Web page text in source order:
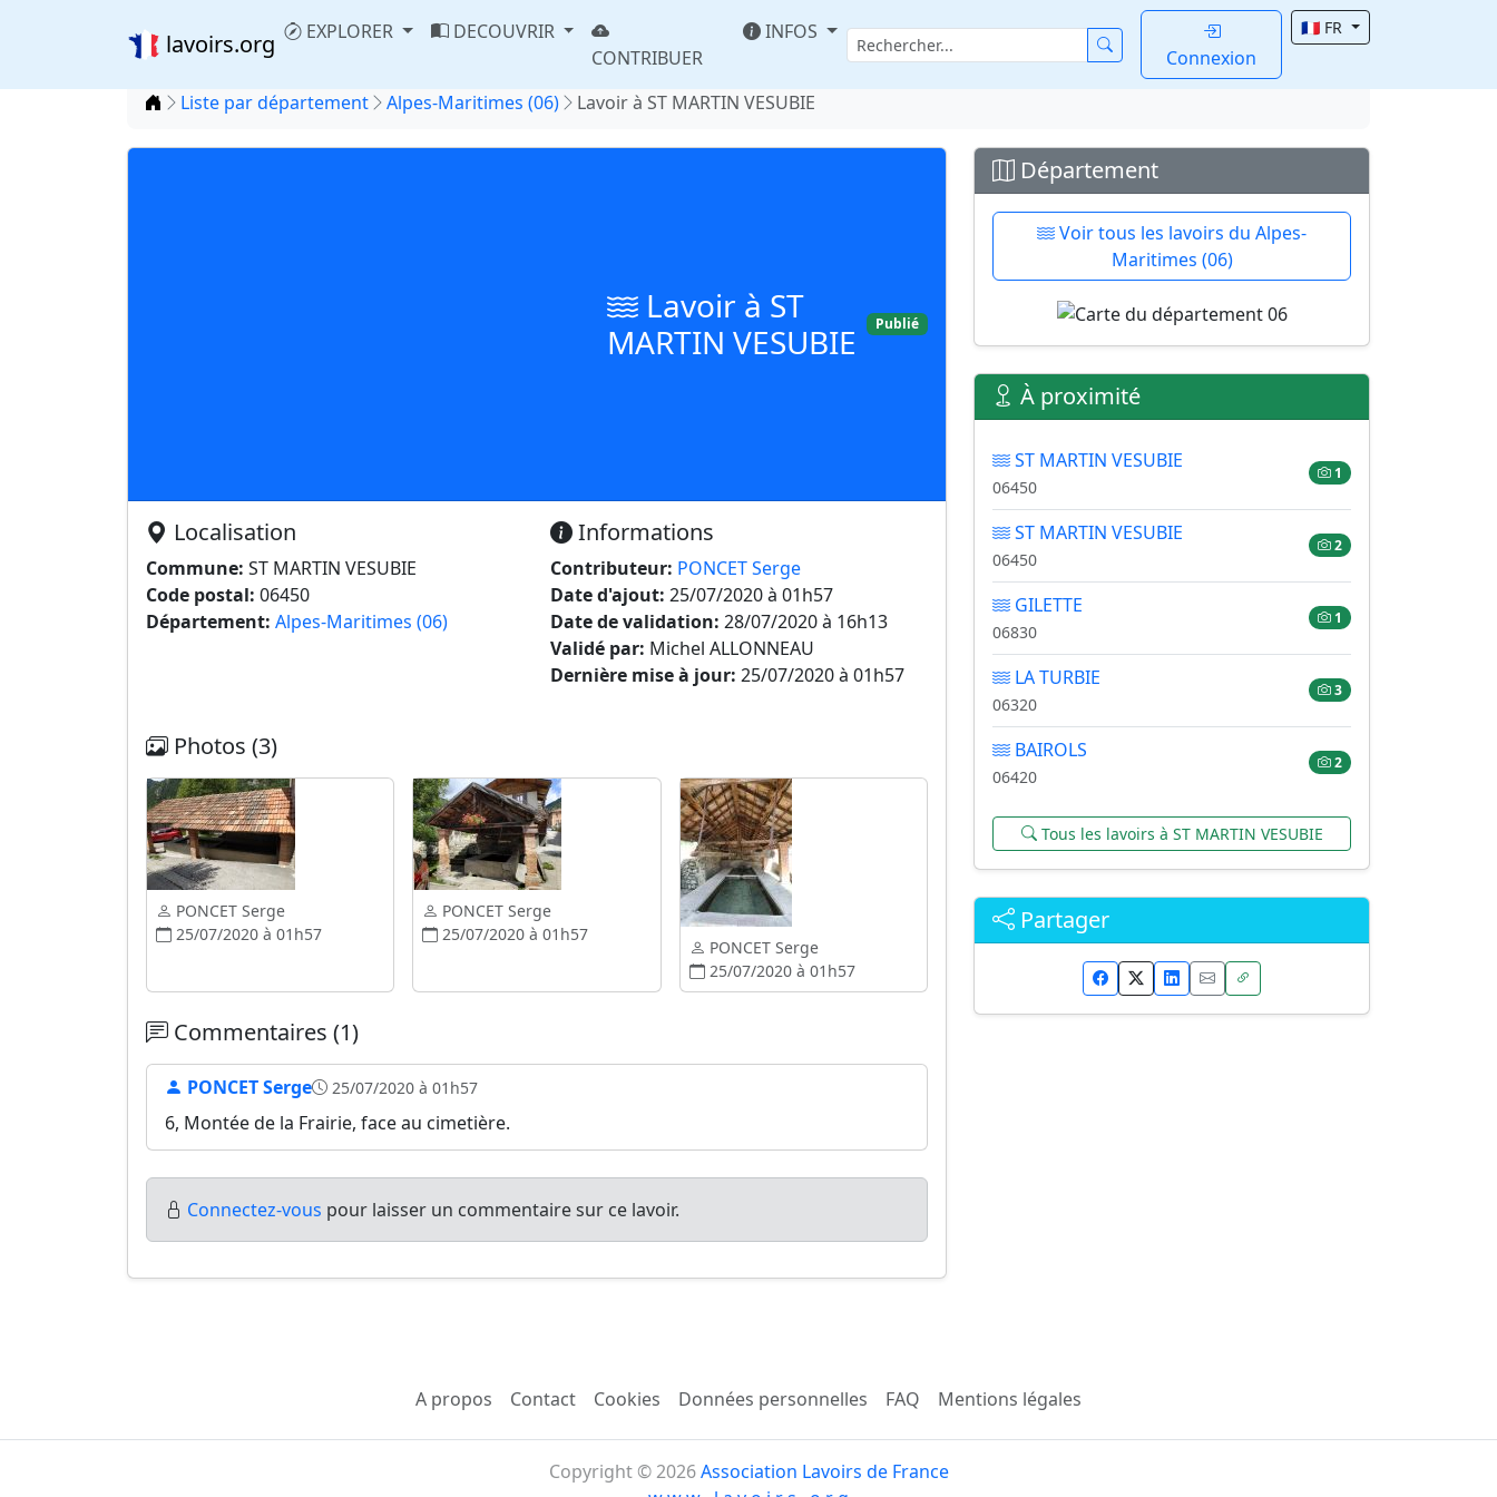
lavoirs.org EXPLORER
DECOUVRIR
CONTRIBUER
INFOS
Connexion
🇫🇷 FR
Accueil
Liste par département Alpes-Maritimes (06) Lavoir à ST MARTIN VESUBIE
Lavoir à ST
MARTIN VESUBIE
Publié
Localisation
Commune: ST MARTIN VESUBIE
Code postal: 06450
Département: Alpes-Maritimes (06)
Informations
Contributeur: PONCET Serge
Date d'ajout: 25/07/2020 à 01h57
Date de validation: 28/07/2020 à 16h13
Validé par: Michel ALLONNEAU
Dernière mise à jour: 25/07/2020 à 01h57
Photos (3)
PONCET Serge
25/07/2020 à 01h57
PONCET Serge
25/07/2020 à 01h57
PONCET Serge
25/07/2020 à 01h57
Commentaires (1)
PONCET Serge 25/07/2020 à 01h57
6, Montée de la Frairie, face au cimetière.
Connectez-vous pour laisser un commentaire sur ce lavoir.
Département
Voir tous les lavoirs du Alpes-
Maritimes (06)
À proximité
ST MARTIN VESUBIE
06450
1
ST MARTIN VESUBIE
06450
2
GILETTE
06830
1
LA TURBIE
06320
3
BAIROLS
06420
2
Tous les lavoirs à ST MARTIN VESUBIE
Partager
A propos Contact Cookies Données personnelles FAQ Mentions légales
Copyright © 2026Association Lavoirs de France